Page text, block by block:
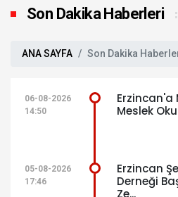
Son Dakika Haberleri
ANA SAYFA Son Dakika
06-08-2026
14:50
Erzincan'a
Meslek
05-08-2026
17:46
Erzincan
Derneği
Ze...